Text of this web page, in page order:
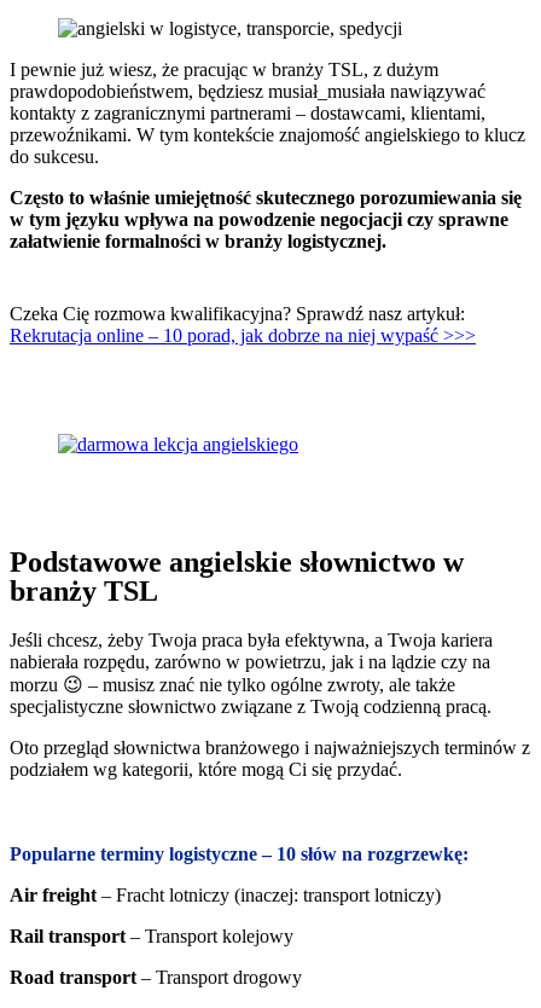
I pewnie już wiesz, że pracując w branży TSL, z dużym
prawdopodobieństwem, będziesz musiał_musiała nawiązywać
kontakty z zagranicznymi partnerami – dostawcami, klientami,
przewoźnikami. W tym kontekście znajomość angielskiego to klucz
do sukcesu.
Często to właśnie umiejętność skutecznego porozumiewania się
w tym języku wpływa na powodzenie negocjacji czy sprawne
załatwienie formalności w branży logistycznej.
Czeka Cię rozmowa kwalifikacyjna? Sprawdź nasz artykuł:
Rekrutacja online – 10 porad, jak dobrze na niej wypaść >>>
Podstawowe angielskie słownictwo w
branży TSL
Jeśli chcesz, żeby Twoja praca była efektywna, a Twoja kariera
nabierała rozpędu, zarówno w powietrzu, jak i na lądzie czy na
morzu 😉 – musisz znać nie tylko ogólne zwroty, ale także
specjalistyczne słownictwo związane z Twoją codzienną pracą.
Oto przegląd słownictwa branżowego i najważniejszych terminów z
podziałem wg kategorii, które mogą Ci się przydać.
Popularne terminy logistyczne – 10 słów na rozgrzewkę:
Air freight – Fracht lotniczy (inaczej: transport lotniczy)
Rail transport – Transport kolejowy
Road transport – Transport drogowy